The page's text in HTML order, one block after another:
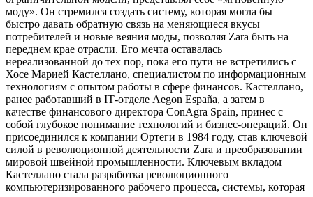
моду». Он стремился создать систему, которая могла бы
быстро давать обратную связь на меняющиеся вкусы
потребителей и новые веяния моды, позволяя Zara быть на
переднем крае отрасли. Его мечта оставалась
нереализованной до тех пор, пока его пути не встретились с
Хосе Марией Кастеллано, специалистом по информационным
технологиям с опытом работы в сфере финансов. Кастеллано,
ранее работавший в IТ-отделе Aegon España, а затем в
качестве финансового директора ConAgra Spain, принес с
собой глубокое понимание технологий и бизнес-операций. Он
присоединился к компании Ортеги в 1984 году, став ключевой
силой в революционной деятельности Zara и преобразовании
мировой швейной промышленности. Ключевым вкладом
Кастеллано стала разработка революционного
компьютеризированного рабочего процесса, системы, которая